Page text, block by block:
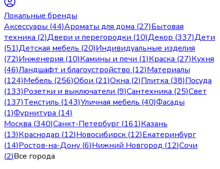
Локальные бренды
Аксессуары (44)Ароматы для дома (27)Бытовая
техника (2)Двери и перегородки (10)Декор (337)Дети
(51)Детская мебель (20)Индивидуальные изделия
(72)Инженерия (10)Камины и печи (1)Краска (27)Кухня
(46)Ландшафт и благоустройство (12)Материалы
(124)Мебель (256)Обои (21)Окна (2)Плитка (38)Посуда
(133)Розетки и выключатели (9)Сантехника (25)Свет
(137)Текстиль (143)Уличная мебель (40)Фасады
(1)Фурнитура (14)
Москва (340)Санкт-Петербург(161)Казань
(13)Краснодар (12)Новосибирск (12)Екатеринбург
(14)Ростов-на-Дону (6)Нижний Новгород (12)Сочи
(2)Все города